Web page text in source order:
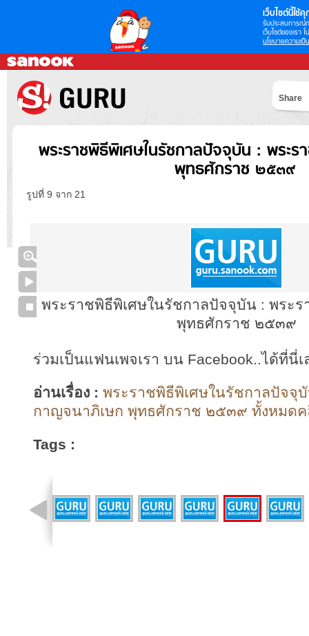
เว็บไซต์นี้ใช้คุ
รับประสบการณ์
เว็บไซต์ของเรา
นโยบายความเป็
Share
พระราชพิธีพิเศษในรัชกาลปัจจุบัน : พระ
พุทธศักราช ๒๕๓๙
รูปที่ 9 จาก 21
พระราชพิธีพิเศษในรัชกาลปัจจุบัน : พระ
พุทธศักราช ๒๕๓๙
ร่วมเป็นแฟนเพจเรา บน Facebook..ได้ที่นี่เ
อ่านเรื่อง : พระราชพิธีพิเศษในรัชกาลปัจจุ
กาญจนาภิเษก พุทธศักราช ๒๕๓๙ ทั้งหมด
Tags :